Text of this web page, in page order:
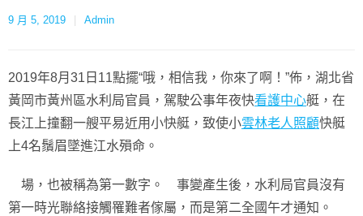
9 月 5, 2019 Admin
2019年8月31日11點擺“哦，相信我，你來了啊！”佈，湖北省
黃岡市黃州區水利局官員，駕駛公事年夜快看護中心艇，在
長江上撞翻一艘平易近用小快艇，致使小雲林老人照顧快艇
上4名鬚眉墜進江水殞命。
場，也被稱為第一數字。 事變產生後，水利局官員沒有
第一時光聯絡接觸罹難者傢屬，而是第二全國午才通知。